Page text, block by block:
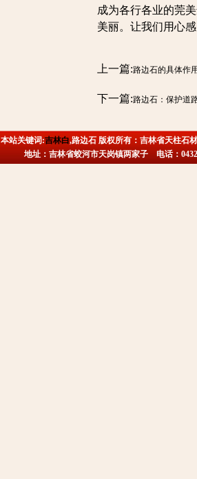
成为各行各业的莞
美丽。让我们用心
上一篇:路边石的具体作
下一篇:路边石：保护道
本站关键词:吉林白,路边石 版权所有：吉林省天柱石
地址：吉林省蛟河市天岗镇两家子 电话：